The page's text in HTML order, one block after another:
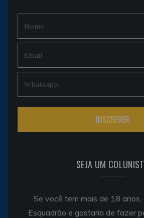
SEJA UM
Se você tem mais de 18
Esquadrão e gostaria de fazer